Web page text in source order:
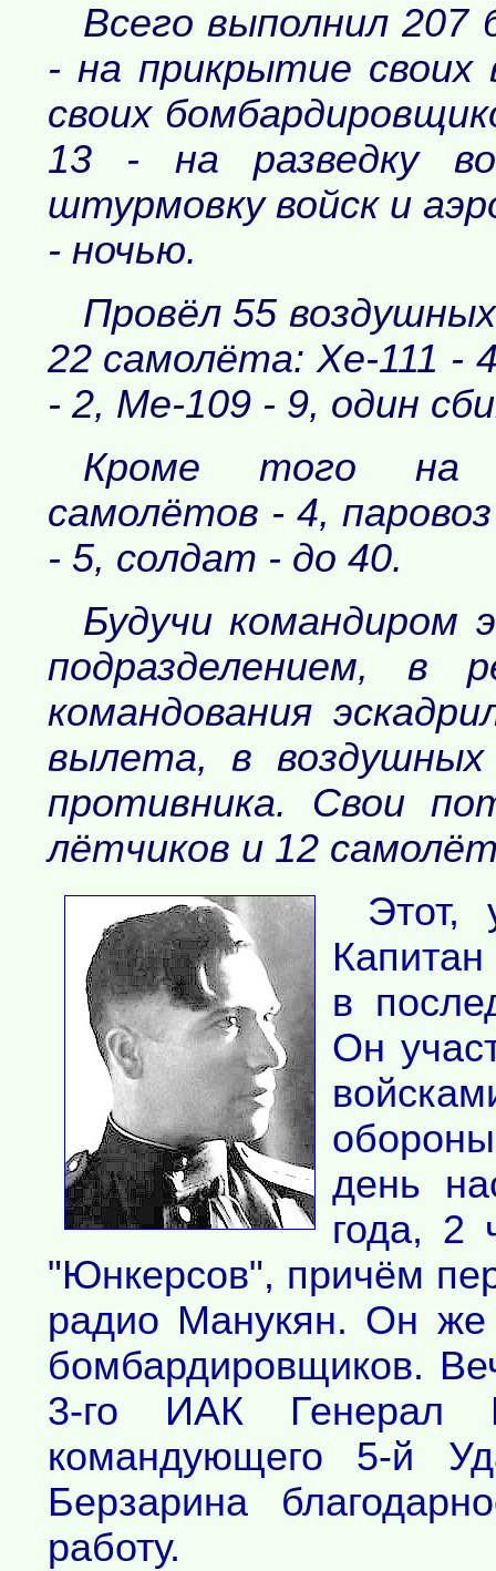
Всего выполнил 207
- на прикрытие своих
своих
13 - на разведку
штурмовку войск и
- ночью.
Провёл 55
22 самолёта: Хе-111 -
- 2, Ме-109 - 9, один
Кроме того на
самолётов - 4,
- 5, солдат - до 40.
Будучи командиром
подразделением, в
командования
вылета, в
противника. Свои
лётчиков и 12
Этот,
в
Он
день
года, 2
"Юнкерсов", причём
радио Манукян. Он
бомбардировщиков.
3-го ИАК Генерал
командующего 5-й
Берзарина
работу.